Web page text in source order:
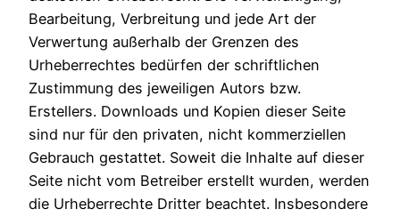
Bearbeitung, Verbreitung und jede Art der
Verwertung außerhalb der Grenzen des
Urheberrechtes bedürfen der schriftlichen
Zustimmung des jeweiligen Autors bzw.
Erstellers. Downloads und Kopien dieser Seite
sind nur für den privaten, nicht kommerziellen
Gebrauch gestattet. Soweit die Inhalte auf dieser
Seite nicht vom Betreiber erstellt wurden, werden
die Urheberrechte Dritter beachtet. Insbesondere